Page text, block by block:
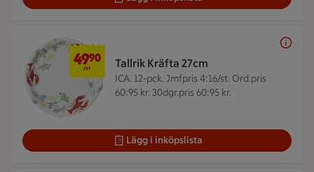
Tallrik Kräfta 27cm
ICA. 12-pck. Jmfpris 4:16/st. Ord.pris
60:95 kr. 30dgr.pris 60:95 kr.
49,90 kr/st
4990
/st
Lägg i inköpslista